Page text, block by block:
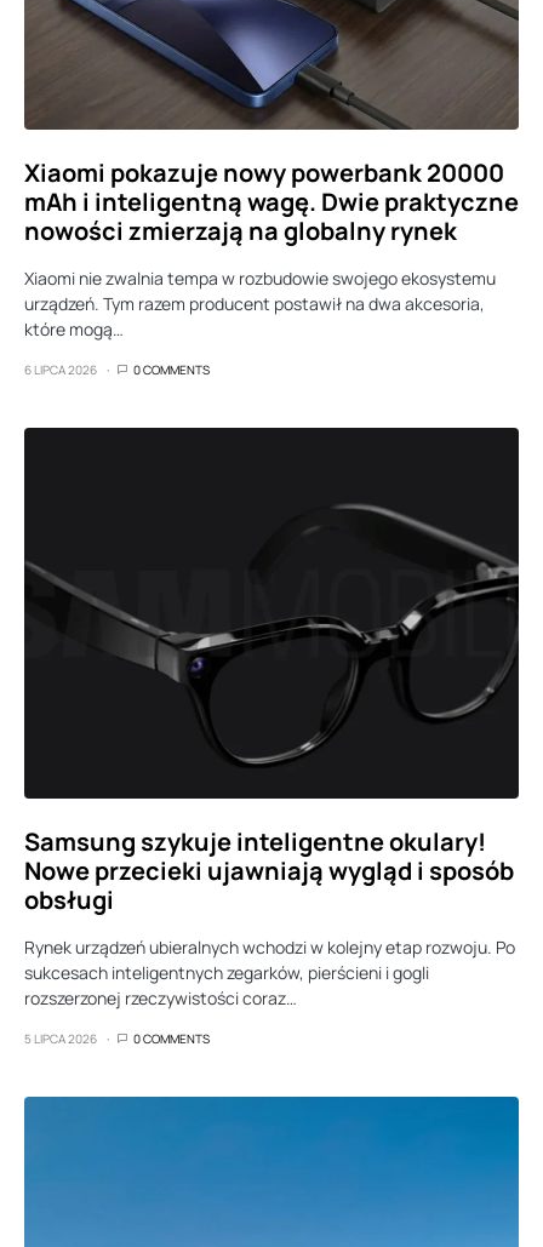
Xiaomi pokazuje nowy powerbank 20000
mAh i inteligentną wagę. Dwie praktyczne
nowości zmierzają na globalny rynek
Xiaomi nie zwalnia tempa w rozbudowie swojego ekosystemu
urządzeń. Tym razem producent postawił na dwa akcesoria,
które mogą…
6 LIPCA 2026 0 COMMENTS
Samsung szykuje inteligentne okulary!
Nowe przecieki ujawniają wygląd i sposób
obsługi
Rynek urządzeń ubieralnych wchodzi w kolejny etap rozwoju. Po
sukcesach inteligentnych zegarków, pierścieni i gogli
rozszerzonej rzeczywistości coraz…
5 LIPCA 2026 0 COMMENTS